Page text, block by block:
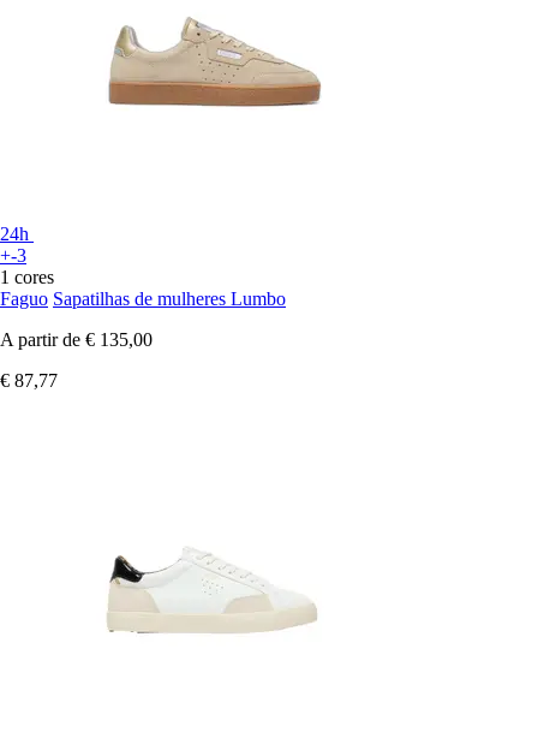
24h
+-3
1 cores
Faguo Sapatilhas de mulheres Lumbo
A partir de € 135,00
€ 87,77